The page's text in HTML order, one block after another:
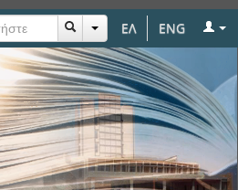
ΕΛ ENG
και δυναμική σε